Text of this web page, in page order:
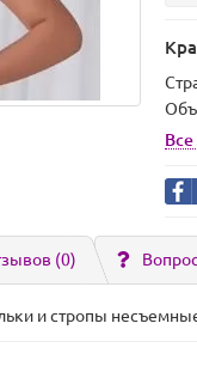
Все
(0)
и стропы